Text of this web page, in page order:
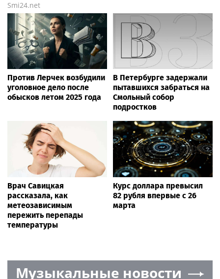
может пропустить
"Мастерс" в Цинциннати
во втором круге
«Мастерса» в Монреале
Poisk-music.ru
«Полнейшая глупость»:
Анастасия Волочкова
осудила дочь за отказ от
знаменитой фамилии
Певица Анна Семенович
рассказала, что улетела с
возлюбленным в Европу
Чайковский и Тургенев
восстановиться после
инсульта